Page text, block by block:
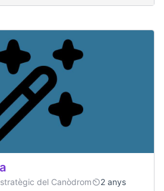
del Canòdrom
2 anys